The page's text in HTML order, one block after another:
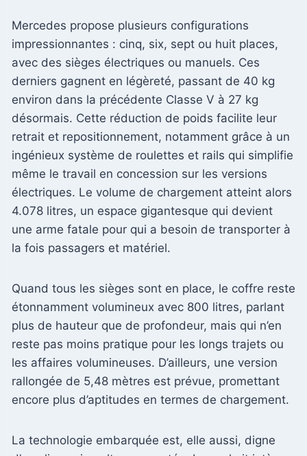
Mercedes propose plusieurs configurations
impressionnantes : cinq, six, sept ou huit places,
avec des sièges électriques ou manuels. Ces
derniers gagnent en légèreté, passant de 40 kg
environ dans la précédente Classe V à 27 kg
désormais. Cette réduction de poids facilite leur
retrait et repositionnement, notamment grâce à un
ingénieux système de roulettes et rails qui simplifie
même le travail en concession sur les versions
électriques. Le volume de chargement atteint alors
4.078 litres, un espace gigantesque qui devient
une arme fatale pour qui a besoin de transporter à
la fois passagers et matériel.
Quand tous les sièges sont en place, le coffre reste
étonnamment volumineux avec 800 litres, parlant
plus de hauteur que de profondeur, mais qui n’en
reste pas moins pratique pour les longs trajets ou
les affaires volumineuses. D’ailleurs, une version
rallongée de 5,48 mètres est prévue, promettant
encore plus d’aptitudes en termes de chargement.
La technologie embarquée est, elle aussi, digne